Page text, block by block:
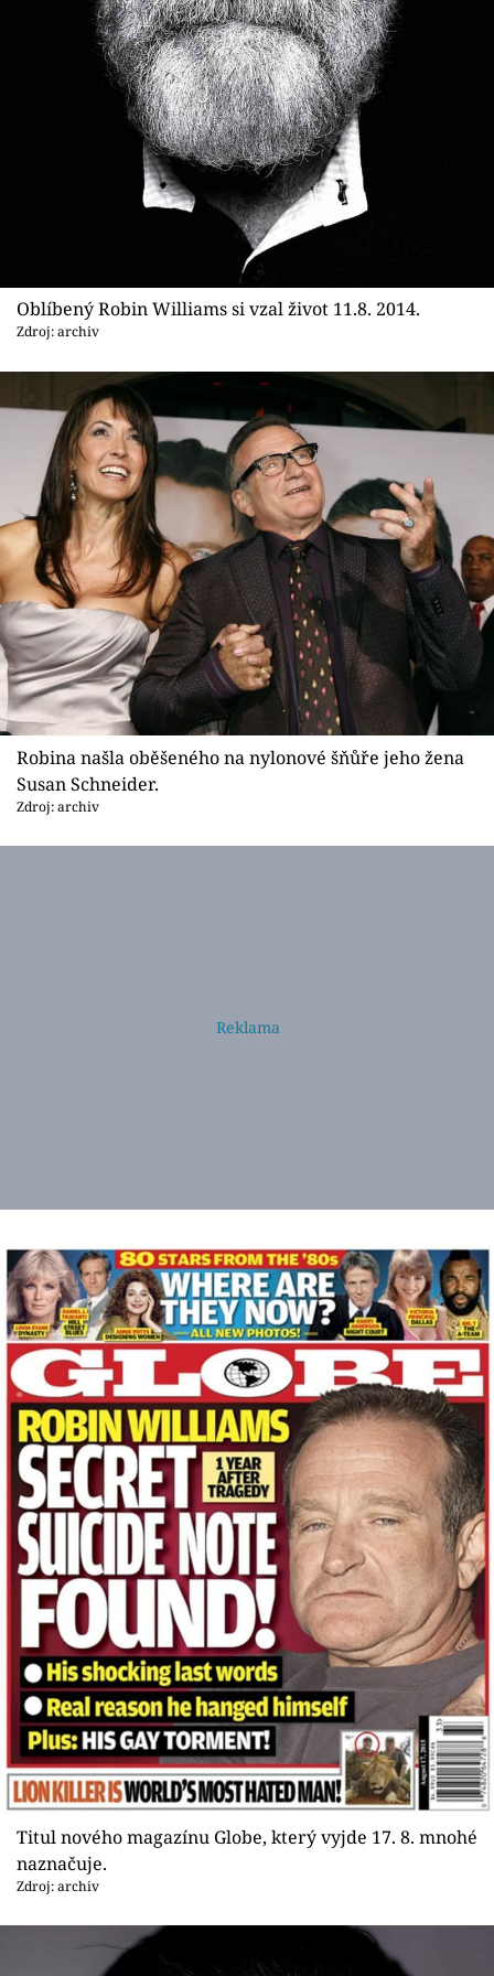
Sledujte prima+
Přihlášení
Oblíbený Robin Williams si vzal život 11.8. 2014.
Zdroj: archiv
Robina našla oběšeného na nylonové šňůře jeho žena
Susan Schneider.
Zdroj: archiv
Titul nového magazínu Globe, který vyjde 17. 8. mnohé
naznačuje.
Zdroj: archiv